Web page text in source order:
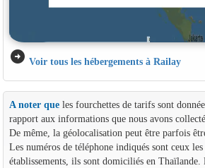
arrow_circle_right Voir tous les hébergements à Railay
A noter queles fourchettes de tarifs sont
rapport aux informations que nous avons
De même, la géolocalisation peut être parfois
Les numéros de téléphone indiqués sont ceux
établissements, ils sont domiciliés en